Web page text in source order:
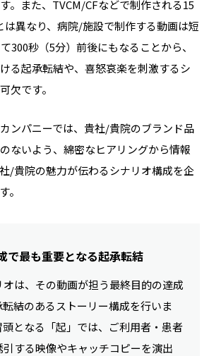
。また、TVCM/CFなどで制作される15
は異なり、病院/施設で制作する動画は短
300秒（5分）前後にもなることから、
る起承転結や、喜怒哀楽を刺激するシ
欠です。
ンパニーでは、貴社/貴院のブランド品
ないよう、綿密なヒアリングから情報
/貴院の魅力が伝わるシナリオ構成を企
。
で最も重要となる起承転結
は、その動画が担う最終目的の達成
転結のあるストーリー構成を行いま
頭となる「起」では、ご利用者・患者
する映像やキャッチコピーを演出